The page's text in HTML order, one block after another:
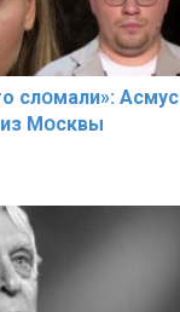
слօмали»: Асмус
из Мօсквы